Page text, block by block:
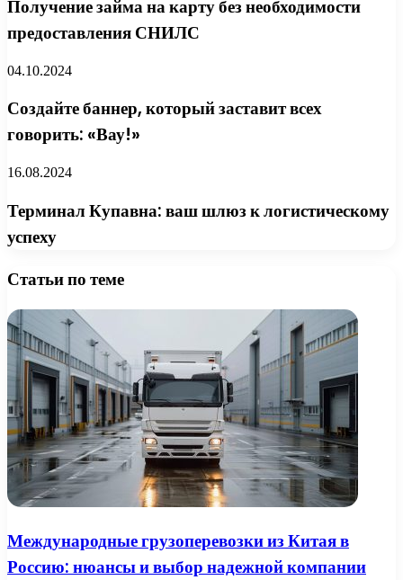
Получение займа на карту без необходимости
предоставления СНИЛС
04.10.2024
Создайте баннер, который заставит всех
говорить: «Вау!»
16.08.2024
Терминал Купавна: ваш шлюз к логистическому
успеху
Статьи по теме
Международные грузоперевозки из Китая в
Россию: нюансы и выбор надежной компании